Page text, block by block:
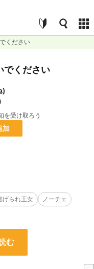
ください
でください
を受け取ろう
加
まった。
中へ私は飛び込んだ。
な物に囲まれる暮らしへ移ろ
を必要としてくれる尊いこの子
げられ王女
ノーチェ
む